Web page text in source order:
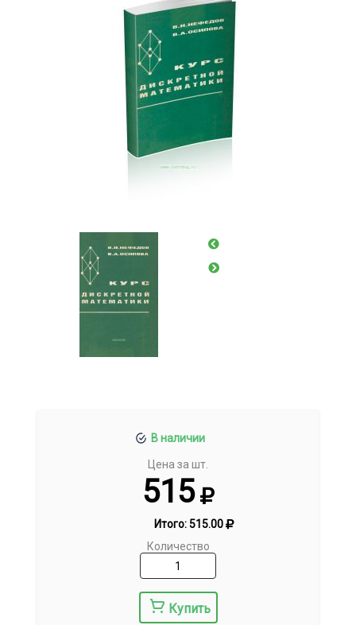
В наличии
Цена за шт.
515
Итого:515.00
Количество
Купить